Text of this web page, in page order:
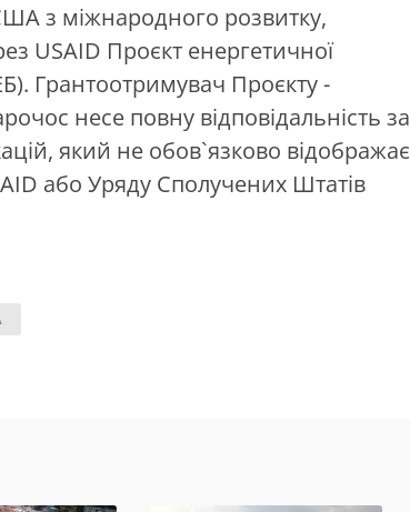
з міжнародного розвитку,
USAID Проєкт енергетичної
Грантоотримувач Проєкту -
несе повну відповідальність за
який не обов`язково відображає
або Уряду Сполучених Штатів